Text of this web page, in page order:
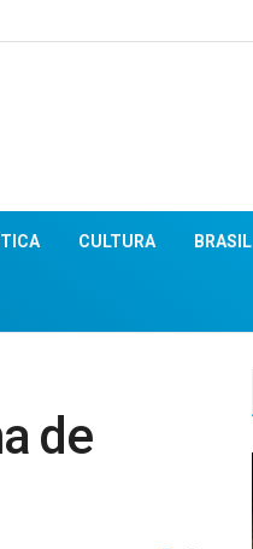
CULTURA BRASIL
de